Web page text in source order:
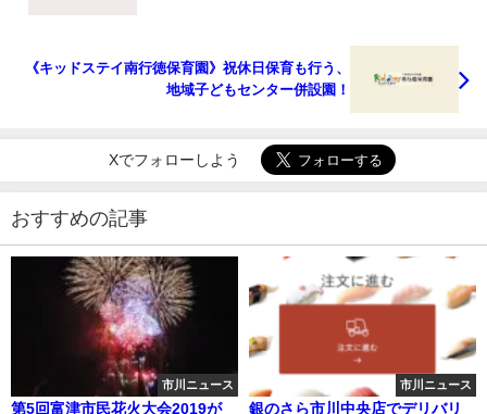
《キッドステイ南行徳保育園》祝休日保育も行う、
地域子どもセンター併設園！
Xでフォローしよう
おすすめの記事
市川ニュース
第5回富津市民花火大会2019が
市川ニュース
銀のさら市川中央店でデリバリ